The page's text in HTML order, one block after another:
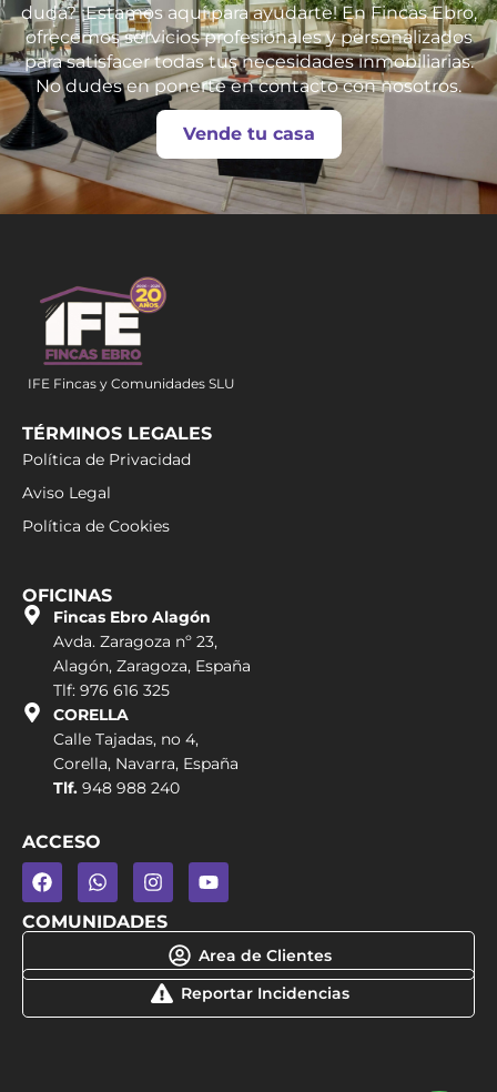
duda? ¡Estamos aquí para ayudarte! En Fincas Ebro,
ofrecemos servicios profesionales y personalizados
para satisfacer todas tus necesidades inmobiliarias.
No dudes en ponerte en contacto con nosotros.
Vende tu casa
IFE Fincas y Comunidades SLU
TÉRMINOS LEGALES
Política de Privacidad
Aviso Legal
Política de Cookies
OFICINAS
Fincas Ebro Alagón
Avda. Zaragoza nº 23,
Alagón, Zaragoza, España
Tlf: 976 616 325
CORELLA
Calle Tajadas, no 4,
Corella, Navarra, España
Tlf. 948 988 240
ACCESO
COMUNIDADES
Area de Clientes
Reportar Incidencias